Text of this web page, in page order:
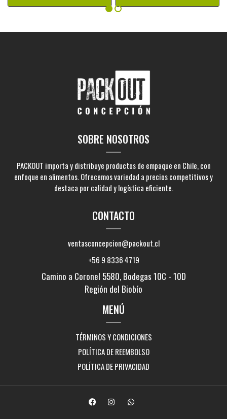
SOBRE NOSOTROS
PACKOUT importa y distribuye productos de empaque en Chile, con
enfoque en alimentos. Ofrecemos variedad a precios competitivos y
destaca por calidad y logística eficiente.
CONTACTO
ventasconcepcion@packout.cl
+56 9 8336 4719
Camino a Coronel 5580, Bodegas 10C - 10D
Región del Biobío
MENÚ
TÉRMINOS Y CONDICIONES
POLÍTICA DE REEMBOLSO
POLÍTICA DE PRIVACIDAD